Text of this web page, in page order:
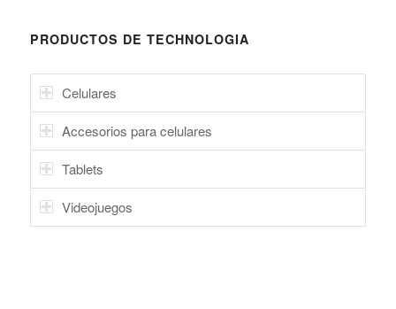
PRODUCTOS DE TECHNOLOGIA
Celulares
Accesorios para celulares
Tablets
Videojuegos